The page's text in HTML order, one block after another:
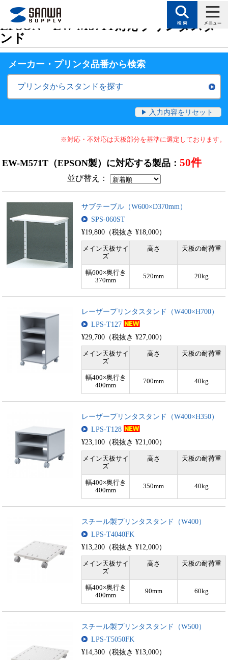
トップページ>サポート 対応表（検索絞り込みで目的に合った製品を探
EPSON・EW-M571T対応プリンタスタ
ンド
メーカー・プリンタ品番から検索
プリンタからスタンドを探す
入力内容をリセット
※対応・不対応は天板部分を基準に選定しております。
EW-M571T（EPSON製）に対応する製品：50件
並び替え：
サブテーブル（W600×D370mm）
SPS-060ST
¥19,800（税抜き ¥18,000）
メイン天板サイ
ズ
高さ 天板の耐荷重
幅600×奥行き
370mm
520mm 20kg
レーザープリンタスタンド（W400×H700）
LPS-T127
¥29,700（税抜き ¥27,000）
メイン天板サイ
ズ
高さ 天板の耐荷重
幅400×奥行き
400mm
700mm 40kg
レーザープリンタスタンド（W400×H350）
LPS-T128
¥23,100（税抜き ¥21,000）
メイン天板サイ
ズ
高さ 天板の耐荷重
幅400×奥行き
400mm
350mm 40kg
スチール製プリンタスタンド（W400）
LPS-T4040FK
¥13,200（税抜き ¥12,000）
メイン天板サイ
ズ
高さ 天板の耐荷重
幅400×奥行き
400mm
90mm 60kg
スチール製プリンタスタンド（W500）
LPS-T5050FK
¥14,300（税抜き ¥13,000）